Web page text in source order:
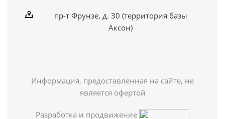
пр-т Фрунзе, д. 30 (территория базы
Аксон)
Информация, предоставленная на сайте, не
является офертой
Разработка и продвижение